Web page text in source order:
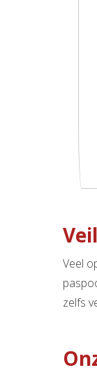
Veel
zelfs